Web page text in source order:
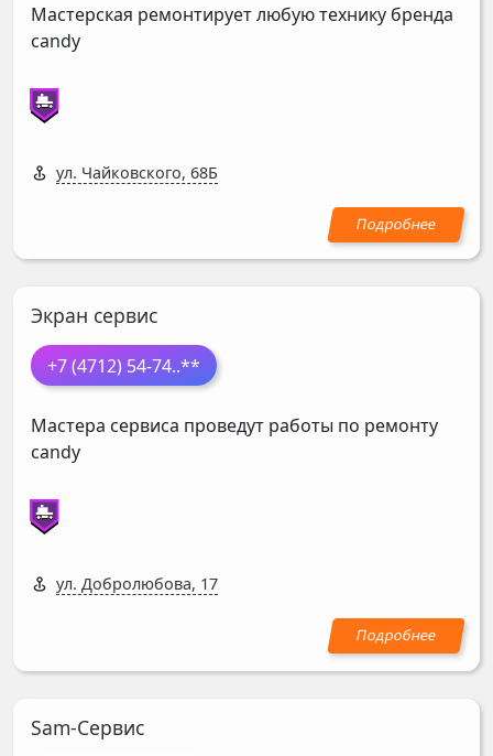
Мастерская ремонтирует любую технику бренда
candy
ул. Чайковского, 68Б
Экран сервис
+7 (4712) 54-74..**
Мастера сервиса проведут работы по ремонту
candy
ул. Добролюбова, 17
Sam-Сервис